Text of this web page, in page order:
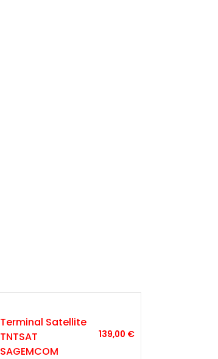
Terminal Satellite
TNTSAT
SAGEMCOM
139,00 €